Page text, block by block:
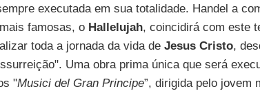
executada em sua totalidade. Handel a
famosas, o Hallelujah, coincidirá com este
toda a jornada da vida de Jesus Cristo,
Uma obra prima única que será
"Musici del Gran Principe”, dirigida pelo jovem